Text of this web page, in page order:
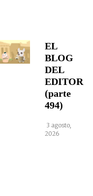
EL
BLOG
DEL
EDITOR
(parte
494)
3 agosto,
2026